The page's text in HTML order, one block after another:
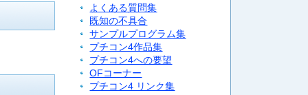
よくある質問集
既知の不具合
サンプルプログラム集
プチコン4作品集
プチコン4への要望
OFコーナー
プチコン4 リンク集